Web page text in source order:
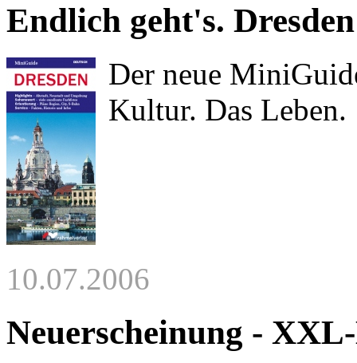
Endlich geht's.
Der neue
Kultur. Das Leben.
10.07.2006
Neuerscheinung -